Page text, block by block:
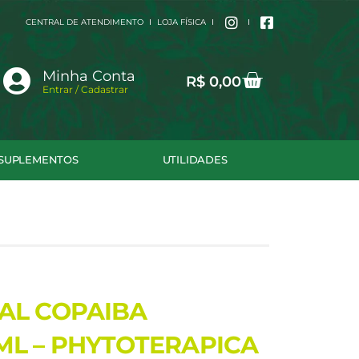
CENTRAL DE ATENDIMENTO LOJA FÍSICA
Minha Conta
Entrar / Cadastrar R$ 0,00Cart
UTILIDADES
COPAIBA
– PHYTOTERAPICA